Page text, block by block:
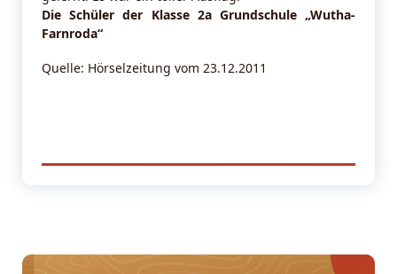
Die Schüler der Klasse 2a Grundschule „Wutha-
Farnroda“
Quelle: Hörselzeitung vom 23.12.2011